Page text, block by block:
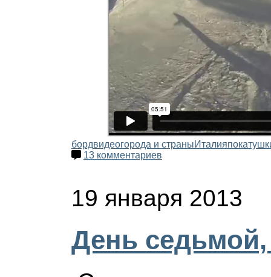
бордвидеогорода и страныИталия
13 комментариев
19 января 2013
День